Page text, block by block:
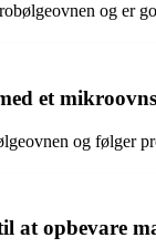
og er
et
og følger
at opbevare